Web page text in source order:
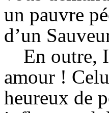
un pauvre
d’un
En outre,
amour !
heureux de